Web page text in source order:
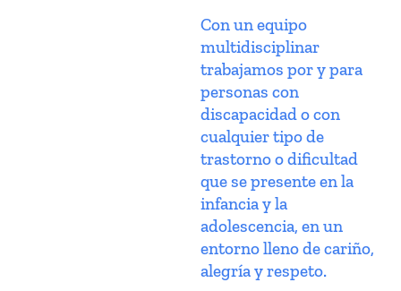
Con un equipo
multidisciplinar
trabajamos por y para
personas con
discapacidad o con
cualquier tipo de
trastorno o dificultad
que se presente en la
infancia y la
adolescencia, en un
entorno lleno de cariño,
alegría y respeto.